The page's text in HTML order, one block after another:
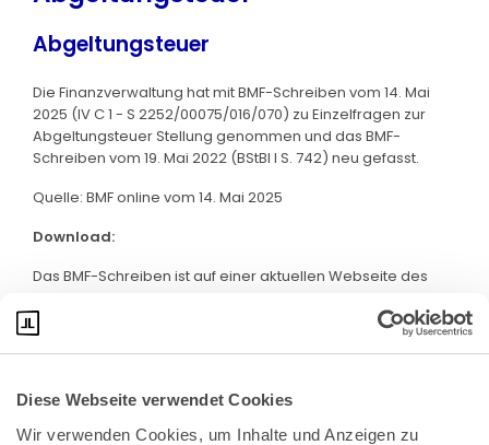
Diese Webseite verwendet Cookies
Wir verwenden Cookies, um Inhalte und Anzeigen zu
Abgeltungsteuer
Die Finanzverwaltung hat mit BMF-Schreiben vom 14. Mai
2025 (IV C 1 - S 2252/00075/016/070) zu Einzelfragen zur
Abgeltungsteuer Stellung genommen und das BMF-
Schreiben vom 19. Mai 2022 (BStBl I S. 742) neu gefasst.
Quelle: BMF online vom 14. Mai 2025
Download:
Das BMF-Schreiben ist auf einer aktuellen Webseite des